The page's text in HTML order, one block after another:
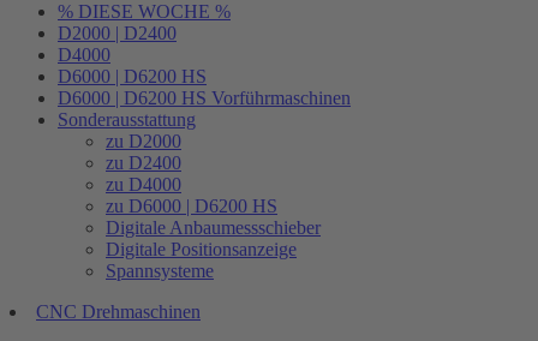
% DIESE WOCHE %
D2000 | D2400
D4000
D6000 | D6200 HS
D6000 | D6200 HS Vorführmaschinen
Sonderausstattung
zu D2000
zu D2400
zu D4000
zu D6000 | D6200 HS
Digitale Anbaumessschieber
Digitale Positionsanzeige
Spannsysteme
CNC Drehmaschinen